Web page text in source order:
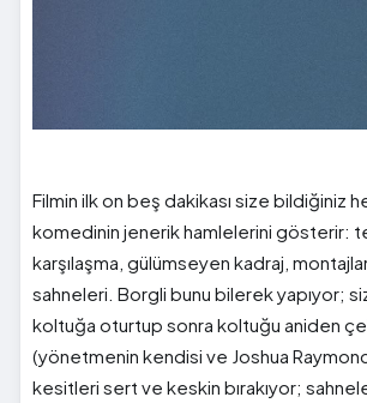
Filmin ilk on beş dakikası size bildiğiniz
komedinin jenerik hamlelerini gösterir:
karşılaşma, gülümseyen kadraj,
sahneleri. Borgli bunu bilerek yapıyor;
koltuğa oturtup sonra koltuğu aniden
(yönetmenin kendisi ve Joshua
kesitleri sert ve keskin bırakıyor;